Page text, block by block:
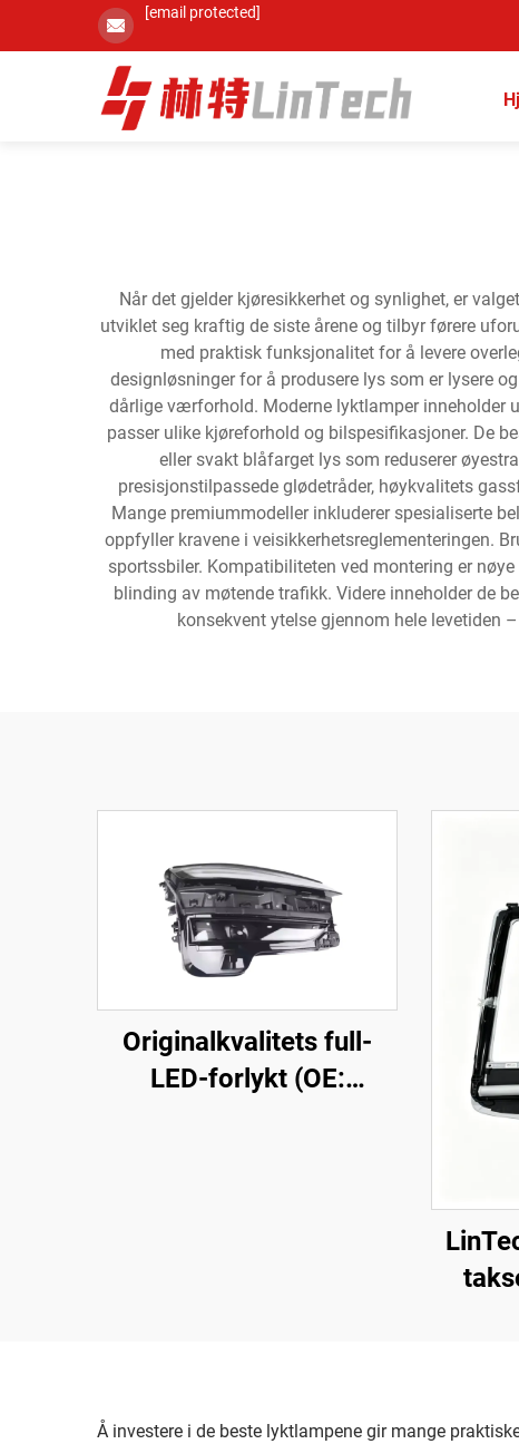
[email protected]
Når det gjelder kjøresikkerhet og synlighet, er
utviklet seg kraftig de siste årene og tilbyr førere
med praktisk funksjonalitet for å levere
designløsninger for å produsere lys som er lysere
dårlige værforhold. Moderne lyktlamper inneholder
passer ulike kjøreforhold og bilspesifikasjoner. De
eller svakt blåfarget lys som reduserer
presisjonstilpassede glødetråder, høykvalitets
Mange premiummodeller inkluderer spesialiserte
oppfyller kravene i veisikkerhetsreglementeringen.
sportssbiler. Kompatibiliteten ved montering er
blinding av møtende trafikk. Videre inneholder de
konsekvent ytelse gjennom hele levetiden
Originalkvalitets full-
LED-forlykt (OE:
Å investere i de beste lyktlampene gir mange